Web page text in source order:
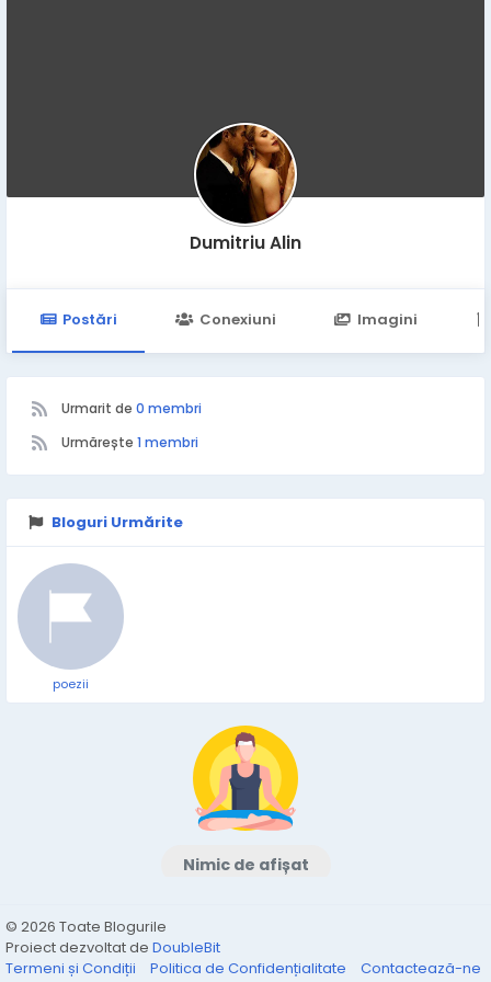
Dumitriu Alin
Postări Conexiuni Imagini
Urmarit de 0 membri
Urmărește 1 membri
Bloguri Urmărite
poezii
Nimic de afișat
© 2026 Toate Blogurile
Proiect dezvoltat de DoubleBit
Termeni și Condiții
Politica de Confidențialitate Contactează-ne